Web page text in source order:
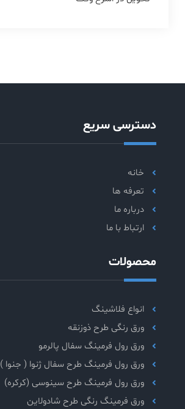
دسترسی سریع
خانه
تعرفه ها
درباره ما
ارتباط با ما
محصولات
انواع فلاشینگ
ورق رنگی طرح ذوزنقه
ورق رول فرمینگ سفال پالرمو
ورق رول فرمینگ طرح سفال ژنوا ( جنوا )
ورق رول فرمینگ طرح سینوسی (کرکره)
ورق فرمینگ رنگی طرح شادولاین